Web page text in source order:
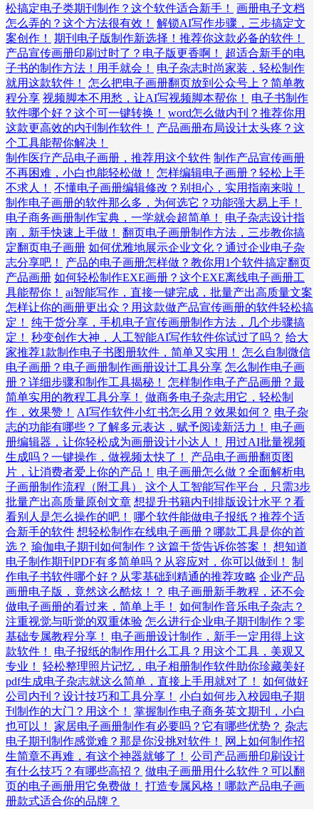
松搞定电子类期刊制作？这个软件适合新手！
画册电子文档
怎么弄的？这个方法很有效！
解锁AI写作步骤，三步搞定文
案创作！
期刊电子版制作新选择！推荐你这款必备的软件！
产品宣传画册印刷过时了？电子版更香啊！
超适合新手的电
子书的制作方法！用手就会！
电子杂志时尚家装，轻松制作
就用这款软件！
怎么把电子画册翻页放到公众号上？简单教
程分享 视频脚本不用愁，让AI写视频脚本帮你！
电子书制作
软件哪个好？这个可一键转换！
word怎么做内刊？推荐你用
这款更高效的内刊制作软件！
产品画册布局设计太头疼？这
个工具能帮你解决！
制作医疗产品电子画册，推荐用这个软件 制作产品宣传画册
不再困难，小白也能轻松做！
怎样编辑电子画册？轻松上手
不求人！
不懂电子画册编辑修改？别担心，实用指南来啦！
制作电子画册的软件那么多，为何选它？功能强大易上手！
电子商务画册制作宝典，一学就会超简单！
电子杂志设计指
南，新手快速上手做！
翻页电子画册制作方法，三步教你搞
定翻页电子画册 如何优雅地展示企业文化？通过企业电子杂
志分享吧！
产品的电子画册怎样做？教你用1个软件搞定翻页
产品画册 如何轻松制作EXE画册？这个EXE离线电子画册工
具能帮你！
ai智能写作，直接一键完成，批量产出高质量文案
怎样让你的画册更出众？用这款做产品宣传画册的软件轻松搞
定！
纯干货分享，手机电子宣传画册制作方法，几个步骤搞
定！
秒变创作大神，人工智能AI写作软件你试过了吗？ 给大
家推荐1款制作电子书图册软件，简单又实用！
怎么自制微信
电子画册？电子画册制作画册设计工具分享 怎么制作电子画
册？详细步骤和制作工具揭秘！
怎样制作电子产品画册？最
简单实用的教程工具分享！
做商务电子杂志用它，轻松制
作，效果赞！
AI写作软件小红书怎么用？效果如何？ 电子杂
志的功能有哪些？了解多元表达，赋予阅读新活力！
电子画
册编辑器，让你轻松成为画册设计小达人！
用过AI批量视频
生成吗？一键操作，做视频太快了！
产品电子画册翻页图
片，让消费者爱上你的产品！
电子画册怎么做？全面解析电
子画册制作流程（附工具）
这个人工智能写作平台，只需3步
批量产出高质量原创文章 想提升书籍内刊排版设计水平？看
看别人是怎么操作的吧！
哪个软件能做电子报纸？推荐个适
合新手的软件 想轻松制作在线电子画册？哪款工具是你的首
选？ 瑜伽电子期刊如何制作？这篇干货告诉你答案！
想知道
电子制作期刊PDF有多简单吗？从容应对，你可以做到！
制
作电子书软件哪个好？从零基础到精通的推荐攻略 企业产品
画册电子版，竟然这么酷炫！？ 电子画册新手教程，还不会
做电子画册的看过来，简单上手！
如何制作音乐电子杂志？
注重视觉与听觉的双重体验 怎么进行企业电子期刊制作？零
基础专属教程分享！
电子画册设计制作，新手一定用得上这
款软件！
电子报纸的制作用什么工具？用这个工具，美观又
专业！
轻松整理照片记忆，电子相册制作软件助你珍藏美好
pdf生成电子杂志就这么简单，直接上手用就对了！
如何做好
公司内刊？设计技巧和工具分享！
小白如何步入校园电子期
刊制作的大门？用这个！
掌握制作电子商务英文期刊，小白
也可以！
家居电子画册制作有必要吗？它有哪些优势？ 杂志
电子期刊制作感觉难？那是你没挑对软件！
网上如何制作招
生简章不再难，有这个神器就够了！
公司产品画册印刷设计
有什么技巧？有哪些高招？ 做电子画册用什么软件？可以翻
页的电子画册用它免费做！
打造专属风格！哪款产品电子画
册款式适合你的品牌？